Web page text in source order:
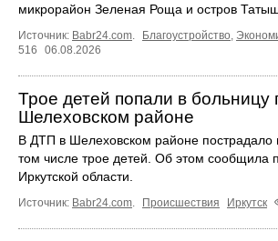
микрорайон Зеленая Роща и остров
Источник: Babr24.com. Благоустройство,
516
06.08.2026
Трое детей попали в
Шелеховском районе
В ДТП в Шелеховском районе пострадало
том числе трое детей. Об этом сообщила
Иркутской области.
Источник: Babr24.com. Происшествия Иркутск